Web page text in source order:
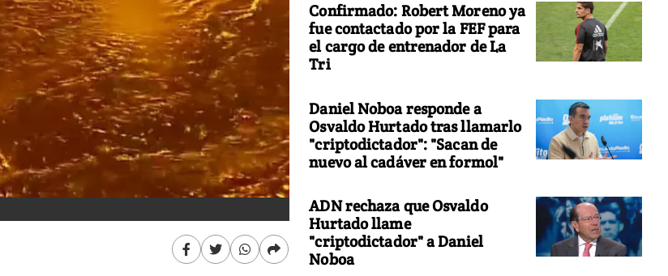
Confirmado: Robert Moreno ya
fue contactado por la FEF para
el cargo de entrenador de La
Tri
Daniel Noboa responde a
Osvaldo Hurtado tras llamarlo
"criptodictador": "Sacan de
nuevo al cadáver en formol"
ADN rechaza que Osvaldo
Hurtado llame
"criptodictador" a Daniel
Noboa